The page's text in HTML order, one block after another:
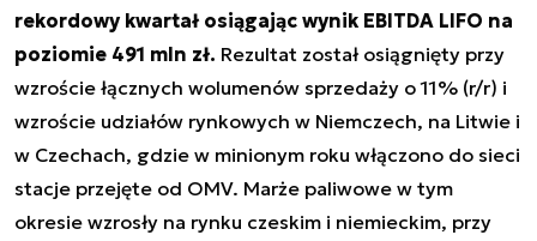
rekordowy kwartał osiągając wynik EBITDA LIFO na
poziomie 491 mln zł. Rezultat został osiągnięty przy
wzroście łącznych wolumenów sprzedaży o 11% (r/r) i
wzroście udziałów rynkowych w Niemczech, na Litwie i
w Czechach, gdzie w minionym roku włączono do sieci
stacje przejęte od OMV. Marże paliwowe w tym
okresie wzrosły na rynku czeskim i niemieckim, przy